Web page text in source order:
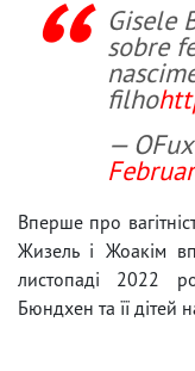
Gisele
sobre
filho
—
Вперше про
Жизель і Жоакім
листопаді 2022
Бюндхен та її дітей